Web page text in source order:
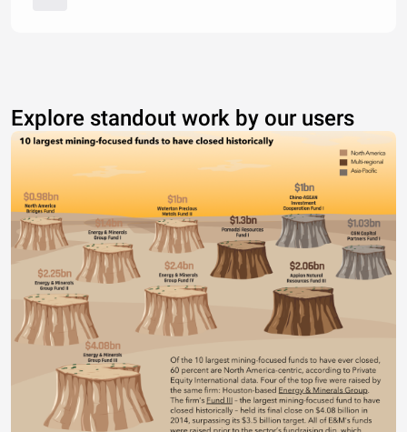
Explore standout work by our users